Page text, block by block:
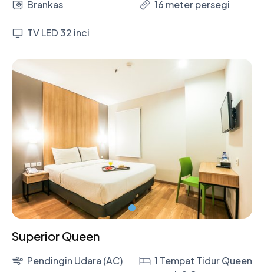
Brankas 16 meter persegi
TV LED 32 inci
Superior Queen
Pendingin Udara (AC)
1 Tempat Tidur Queen